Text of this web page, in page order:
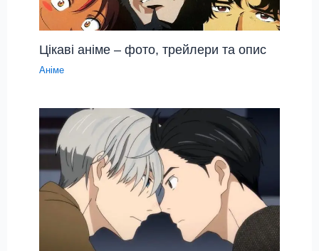
Цікаві аніме – фото, трейлери та опис
Аніме